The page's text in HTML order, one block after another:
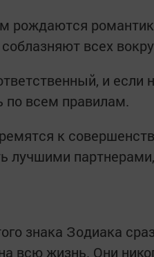
рождаются
всех
и если
по всем правилам.
к
лучшими
знака Зодиака
всю жизнь. Они